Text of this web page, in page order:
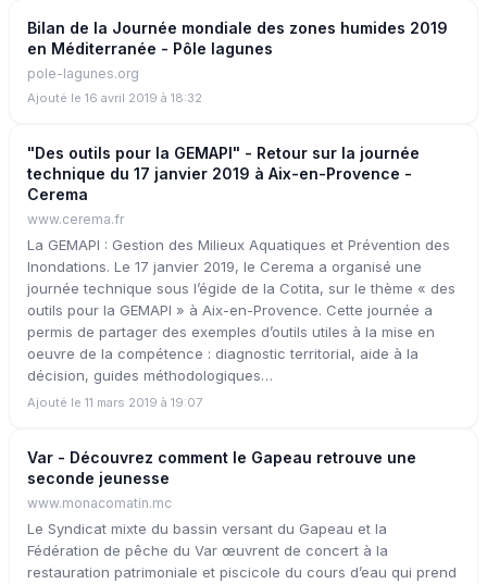
Bilan de la Journée mondiale des zones humides 2019
en Méditerranée - Pôle lagunes
pole-lagunes.org
Ajouté le 16 avril 2019 à 18:32
"Des outils pour la GEMAPI" - Retour sur la journée
technique du 17 janvier 2019 à Aix-en-Provence -
Cerema
www.cerema.fr
La GEMAPI : Gestion des Milieux Aquatiques et Prévention des
Inondations. Le 17 janvier 2019, le Cerema a organisé une
journée technique sous l’égide de la Cotita, sur le thème « des
outils pour la GEMAPI » à Aix-en-Provence. Cette journée a
permis de partager des exemples d’outils utiles à la mise en
oeuvre de la compétence : diagnostic territorial, aide à la
décision, guides méthodologiques…
Ajouté le 11 mars 2019 à 19:07
Var - Découvrez comment le Gapeau retrouve une
seconde jeunesse
www.monacomatin.mc
Le Syndicat mixte du bassin versant du Gapeau et la
Fédération de pêche du Var œuvrent de concert à la
restauration patrimoniale et piscicole du cours d’eau qui prend